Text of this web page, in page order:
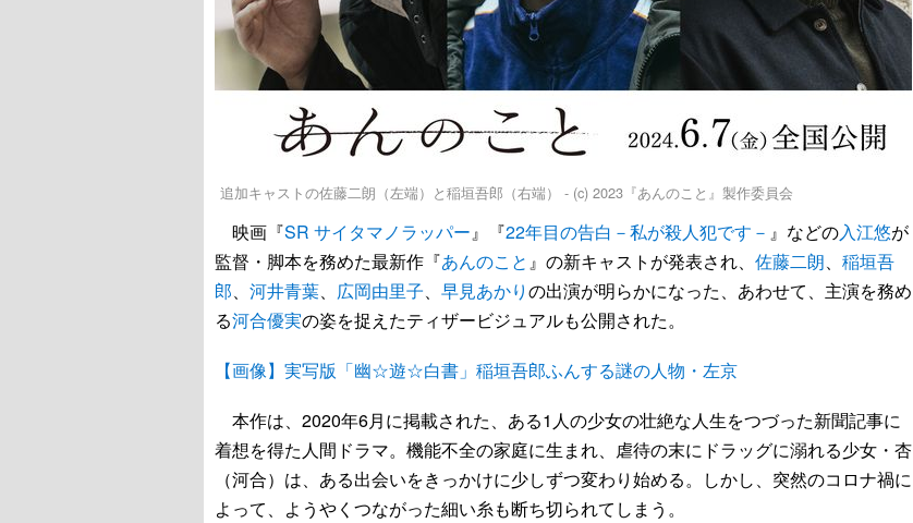
追加キャストの佐藤二朗（左端）と稲垣吾郎（右端） - (c) 2023『あんのこと』製作委員会
映画『SR サイタマノラッパー』『22年目の告白－私が殺人犯です－ 』などの入江悠が
監督・脚本を務めた最新作『あんのこと 』の新キャストが発表され、 佐藤二朗、 稲垣吾
郎、 河井青葉、 広岡由里子、 早見あかりの出演が明らかになった、あわせて、主演を務め
る河合優実の姿を捉えたティザービジュアルも公開された。
【画像】実写版「幽☆遊☆白書」稲垣吾郎ふんする謎の人物・左京
本作は、2020年6月に掲載された、ある1人の少女の壮絶な人生をつづった新聞記事に
着想を得た人間ドラマ。機能不全の家庭に生まれ、虐待の末にドラッグに溺れる少女・杏
（河合）は、ある出会いをきっかけに少しずつ変わり始める。しかし、突然のコロナ禍に
よって、ようやくつながった細い糸も断ち切られてしまう。